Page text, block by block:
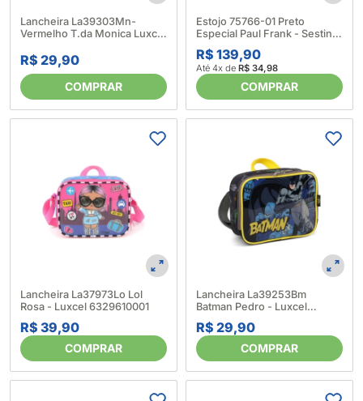
Lancheira La39303Mn-
Vermelho T.da Monica Luxcel
R$ 29,90
COMPRAR
Estojo 75766-01 Preto
Especial Paul Frank - Sestini
6245470001
R$ 139,90
Até 4x de R$ 34,98
COMPRAR
Lancheira La37973Lo Lol
Rosa - Luxcel 6329610001
R$ 39,90
COMPRAR
Lancheira La39253Bm
Batman Pedro - Luxcel
6523490001
R$ 29,90
COMPRAR